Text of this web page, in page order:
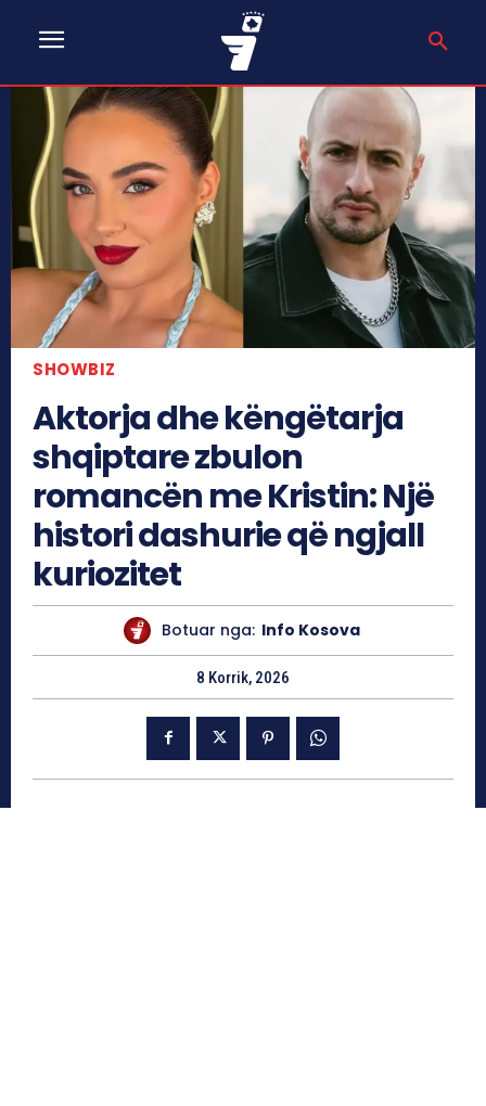
SHOWBIZ
Aktorja dhe këngëtarja
shqiptare zbulon
romancën me Kristin: Një
histori dashurie që ngjall
kuriozitet
Botuar nga: Info Kosova
8 Korrik, 2026